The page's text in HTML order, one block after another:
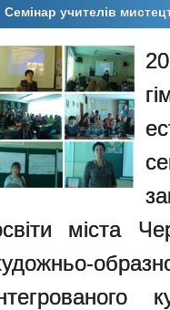
Cемінар учителів
міста